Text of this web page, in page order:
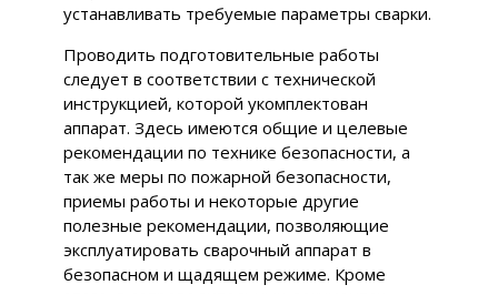
устанавливать требуемые параметры сварки.
Проводить подготовительные работы
следует в соответствии с технической
инструкцией, которой укомплектован
аппарат. Здесь имеются общие и целевые
рекомендации по технике безопасности, а
так же меры по пожарной безопасности,
приемы работы и некоторые другие
полезные рекомендации, позволяющие
эксплуатировать сварочный аппарат в
безопасном и щадящем режиме. Кроме